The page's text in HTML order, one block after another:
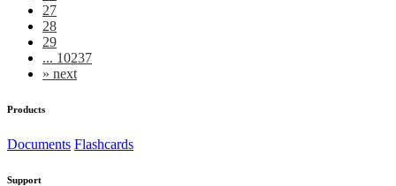
27
28
29
... 10237
» next
Products
Documents Flashcards
Support